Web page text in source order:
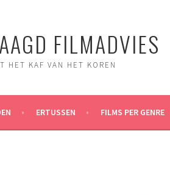
FILMADVIES
HET KAF VAN HET KOREN
ERTUSSEN FILMS PER GENRE